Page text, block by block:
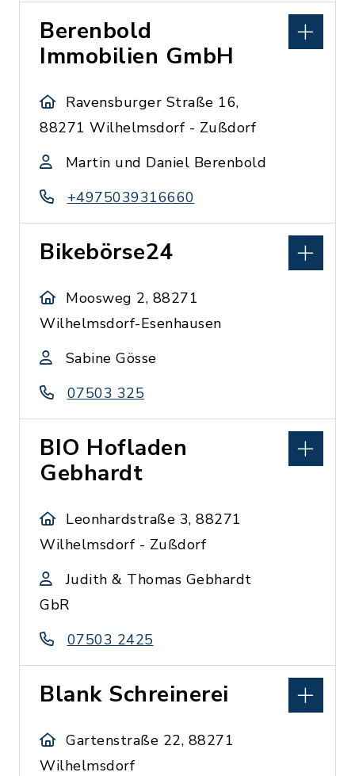
Berenbold
Immobilien GmbH
Ravensburger Straße 16,
88271 Wilhelmsdorf - Zußdorf
Martin und Daniel Berenbold
+4975039316660
Bikebörse24
Moosweg 2, 88271
Wilhelmsdorf-Esenhausen
Sabine Gösse
07503 325
BIO Hofladen
Gebhardt
Leonhardstraße 3, 88271
Wilhelmsdorf - Zußdorf
Judith & Thomas Gebhardt
GbR
07503 2425
Blank Schreinerei
Gartenstraße 22, 88271
Wilhelmsdorf